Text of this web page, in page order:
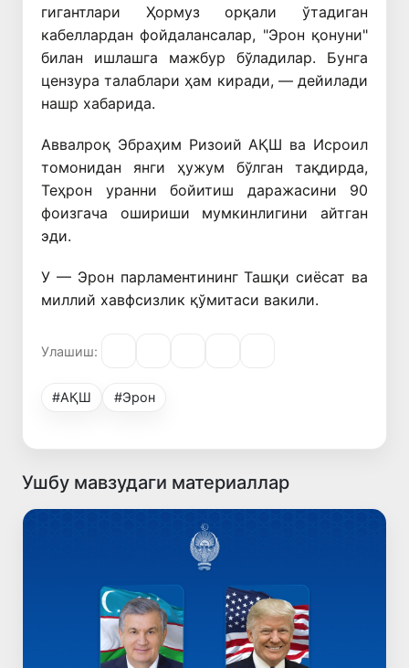
гигантлари Ҳормуз орқали ўтадиган
кабеллардан фойдалансалар, "Эрон қонуни"
билан ишлашга мажбур бўладилар. Бунга
цензура талаблари ҳам киради, — дейилади
нашр хабарида.
Аввалроқ Эбраҳим Ризоий АҚШ ва Исроил
томонидан янги ҳужум бўлган тақдирда,
Теҳрон уранни бойитиш даражасини 90
фоизгача ошириши мумкинлигини айтган
эди.
У — Эрон парламентининг Ташқи сиёсат ва
миллий хавфсизлик қўмитаси вакили.
Улашиш:
#АҚШ #Эрон
Ушбу мавзудаги материаллар